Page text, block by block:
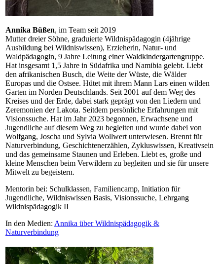
Annika Büßen, im Team seit 2019
Mutter dreier Söhne, graduierte Wildnispädagogin (4jährige
Ausbildung bei Wildniswissen), Erzieherin, Natur- und
Waldpädagogin, 9 Jahre Leitung einer Waldkindergartengruppe.
Hat insgesamt 1,5 Jahre in Südafrika und Namibia gelebt. Liebt
den afrikanischen Busch, die Weite der Wüste, die Wälder
Europas und die Ostsee. Hütet mit ihrem Mann Lars einen wilden
Garten im Norden Deutschlands. Seit 2001 auf dem Weg des
Kreises und der Erde, dabei stark geprägt von den Liedern und
Zeremonien der Lakota. Seitdem persönliche Erfahrungen mit
Visionssuche. Hat im Jahr 2023 begonnen, Erwachsene und
Jugendliche auf diesem Weg zu begleiten und wurde dabei von
Wolfgang, Joscha und Sylvia Wollwert unterwiesen. Brennt für
Naturverbindung, Geschichtenerzählen, Zykluswissen, Kreativsein
und das gemeinsame Staunen und Erleben. Liebt es, große und
kleine Menschen beim Verwildern zu begleiten und sie für unsere
Mitwelt zu begeistern.
Mentorin bei: Schulklassen, Familiencamp, Initiation für
Jugendliche, Wildniswissen Basis, Visionssuche, Lehrgang
Wildnispädagogik II
In den Medien: Annika über Wildnispädagogik &
Naturverbindung